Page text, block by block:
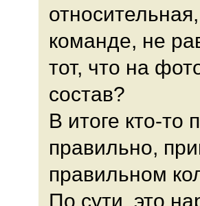
команде, не
тот, что на
состав?
В итоге кто-
правильно,
правильном
По сути, это